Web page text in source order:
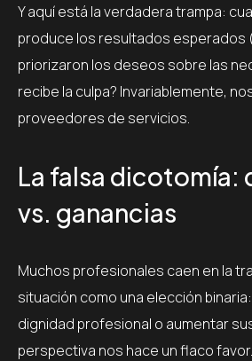
Y aquí está la verdadera trampa:
produce los resultados esperados
priorizaron los deseos sobre las
recibe la culpa? Invariablemente,
proveedores de servicios.
La falsa dicotomía:
vs. ganancias
Muchos profesionales caen en la
situación como una elección
dignidad profesional o aumentar
perspectiva nos hace un flaco favor.